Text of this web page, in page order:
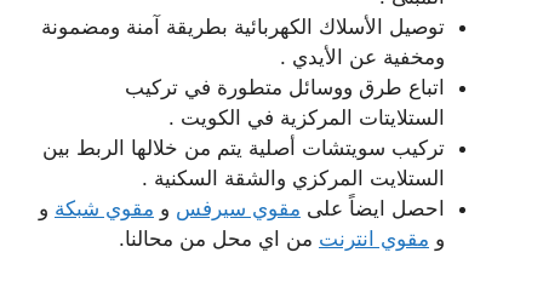
توصيل الأسلاك الكهربائية بطريقة آمنة ومضمونة
ومخفية عن الأيدي .
اتباع طرق ووسائل متطورة في تركيب
الستلايتات المركزية في الكويت .
تركيب سويتشات أصلية يتم من خلالها الربط بين
الستلايت المركزي والشقة السكنية .
احصل ايضاً على مقوي سيرفس و مقوي شبكة و
و مقوي انترنت من اي محل من محالنا.